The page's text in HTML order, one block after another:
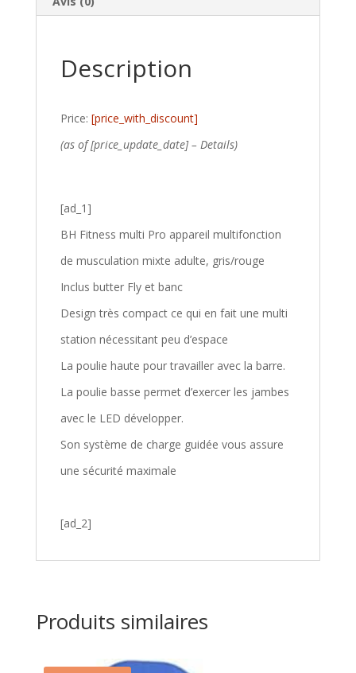
Description
Price: [price_with_discount]
(as of [price_update_date] – Details)
[ad_1]
BH Fitness multi Pro appareil multifonction
de musculation mixte adulte, gris/rouge
Inclus butter Fly et banc
Design très compact ce qui en fait une multi
station nécessitant peu d’espace
La poulie haute pour travailler avec la barre.
La poulie basse permet d’exercer les jambes
avec le LED développer.
Son système de charge guidée vous assure
une sécurité maximale
[ad_2]
Produits similaires